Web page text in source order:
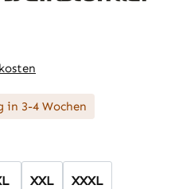
in 3-4 Wochen
XXL XXXL